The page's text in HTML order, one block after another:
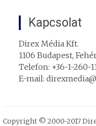
Kapcsolat
Direx Média Kft.
1106 Budapest,
Telefon: +36-1-260-
E-mail:
Copyright © 2000-2017